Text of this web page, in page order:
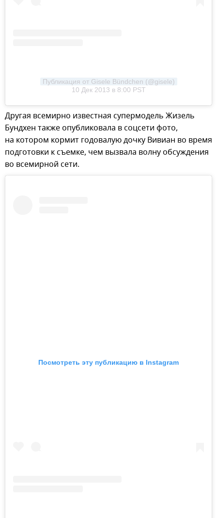
Публикация от Gisele Bündchen (@gisele)
10 Дек 2013 в 8:00 PST
Другая всемирно известная супермодель Жизель
Бундхен также опубликовала в соцсети фото,
на котором кормит годовалую дочку Вивиан во время
подготовки к съемке, чем вызвала волну обсуждения
во всемирной сети.
Посмотреть эту публикацию в Instagram